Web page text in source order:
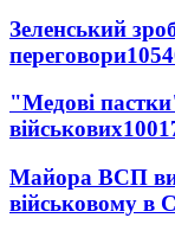
Зеленський
переговори
"Медові
військових
Майора ВСП
військовому в